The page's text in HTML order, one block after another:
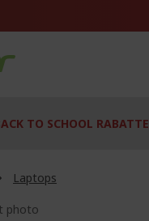
TO SCHOOL RABATTE
Laptops